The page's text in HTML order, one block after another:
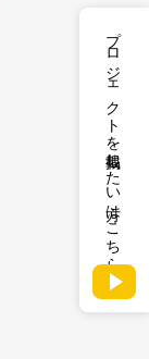
プロジェクトを掲載したい方はこちら